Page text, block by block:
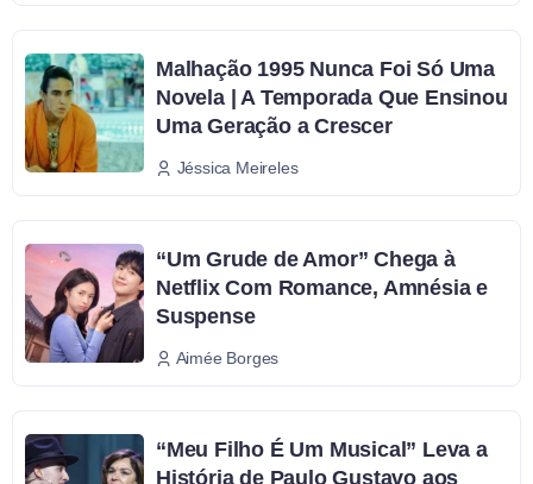
Malhação 1995 Nunca Foi Só Uma
Novela | A Temporada Que Ensinou
Uma Geração a Crescer
Jéssica Meireles
“Um Grude de Amor” Chega à
Netflix Com Romance, Amnésia e
Suspense
Aimée Borges
“Meu Filho É Um Musical” Leva a
História de Paulo Gustavo aos